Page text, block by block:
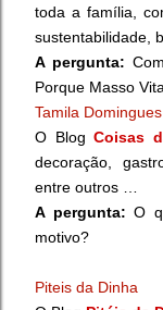
toda a família,
sustentabilidade,
A pergunta:
Porque Masso
Tamila Domingues
O Blog Coisas
decoração,
entre outros …
A pergunta: O
motivo?
Piteis da Dinha